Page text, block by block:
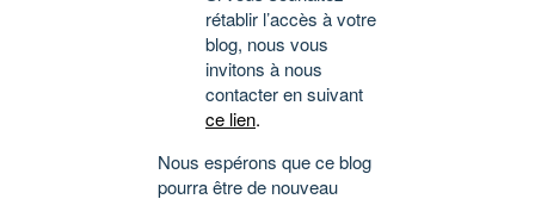
rétablir l’accès à votre
blog, nous vous
invitons à nous
contacter en suivant
ce lien.
Nous espérons que ce blog
pourra être de nouveau